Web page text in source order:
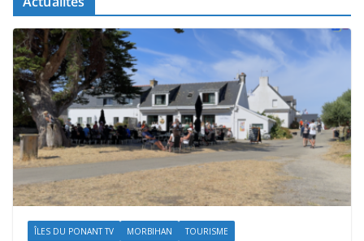
ÎLES DU PONANT TV MORBIHAN TOURISME